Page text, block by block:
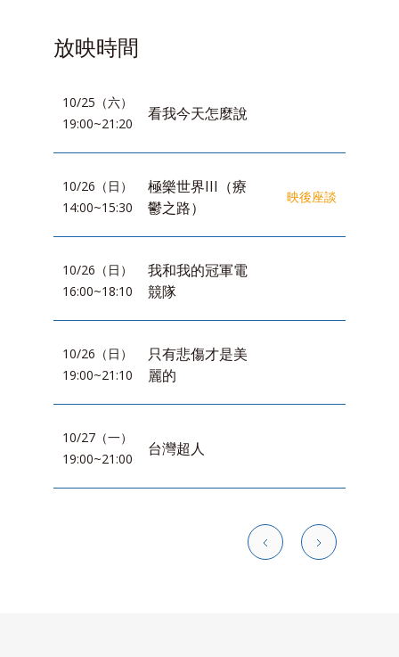
放映時間
10/25（六）
19:00~21:20
看我今天怎麼說
10/26（日）
14:00~15:30
極樂世界III（療
鬱之路）
映後座談
10/26（日）
16:00~18:10
我和我的冠軍電
競隊
10/26（日）
19:00~21:10
只有悲傷才是美
麗的
10/27（一）
19:00~21:00
台灣超人